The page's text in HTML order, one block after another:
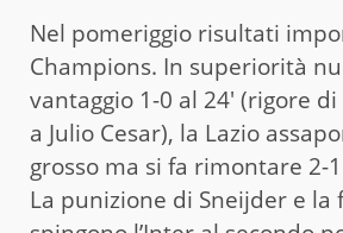
Nel pomeriggio risultati
Champions. In superiorità
vantaggio 1-0 al 24′ (rigore
a Julio Cesar), la Lazio
grosso ma si fa rimontare 2-
La punizione di Sneijder e la